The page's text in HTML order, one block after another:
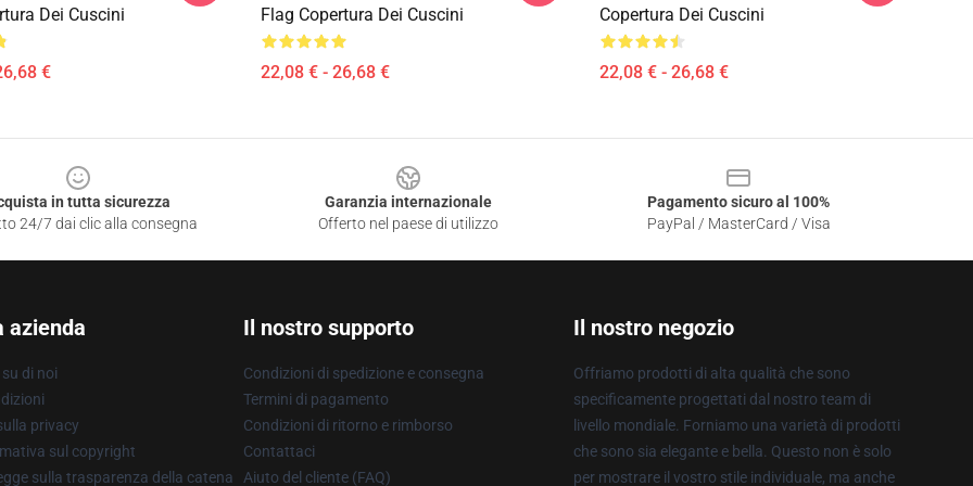
Dei Cuscini
€
Flag Copertura Dei Cuscini
22,08 € - 26,68 €
Copertura Dei Cuscini
22,08 € - 26,68 €
in tutta sicurezza
24/7 dai clic alla consegna
Garanzia internazionale
Offerto nel paese di utilizzo
Pagamento sicuro al 100%
PayPal / MasterCard / Visa
azienda
di noi
privacy
sul copyright
sulla trasparenza della catena
Il nostro supporto
Condizioni di spedizione e consegna
Termini di pagamento
Condizioni di ritorno e rimborso
Contattaci
Aiuto del cliente (FAQ)
Il nostro negozio
Offriamo prodotti di alta qualità che sono
specificamente progettati dal nostro team di
livello mondiale. Forniamo una varietà di prodotti
che sono sia elegante e bella. Questo non è solo
per mostrare il vostro stile individuale, ma anche